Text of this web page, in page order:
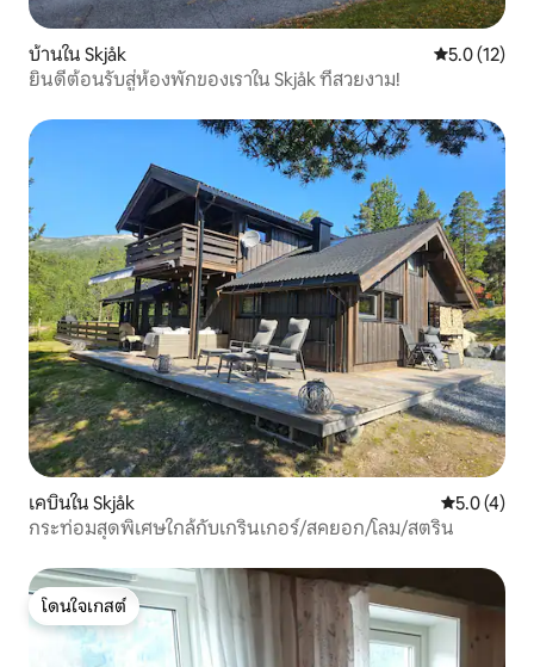
บ้านใน Skjåk คะแนนเฉลี่ย
5.0 (12)
ยินดีต้อนรับสู่ห้องพักของเราใน Skjåk ที่สวยงาม!
เคบินใน Skjåk คะแนนเฉลี่
5.0 (4)
กระท่อมสุดพิเศษใกล้กับเกรินเกอร์/สคยอก/โลม/สตริน
โดนใจเกสต์
โดนใจเกสต์